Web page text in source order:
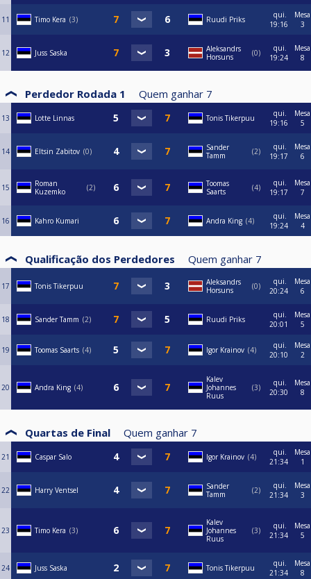
11 Timo Kera 3 Ruudi Priks
qui.
19:16
Mesa
3
12 Juss Saska
Aleksandrs
Horsuns
0
qui.
19:24
Mesa
8
Perdedor Rodada 1 Quem ganhar 7
13 Lotte Linnas Tonis Tikerpuu
qui.
19:16
Mesa
5
14 Eltsin Zabitov 0
Sander
Tamm
2
qui.
19:17
Mesa
6
15
Roman
Kuzemko
2
Toomas
Saarts
4
qui.
19:17
Mesa
7
16 Kahro Kumari Andra King 4
qui.
19:24
Mesa
4
Qualificação dos Perdedores Quem ganhar 7
17 Tonis Tikerpuu
Aleksandrs
Horsuns
0
qui.
20:24
Mesa
6
18 Sander Tamm 2 Ruudi Priks
qui.
20:01
Mesa
5
19 Toomas Saarts 4 Igor Krainov 4
qui.
20:10
Mesa
2
20 Andra King 4
Kalev
Johannes
Ruus
3
qui.
20:30
Mesa
8
Quartas de Final Quem ganhar 7
21 Caspar Salo Igor Krainov 4
qui.
21:34
Mesa
1
22 Harry Ventsel
Sander
Tamm
2
qui.
21:34
Mesa
3
23 Timo Kera 3
Kalev
Johannes
Ruus
3
qui.
21:34
Mesa
5
24 Juss Saska Tonis Tikerpuu
qui.
21:34
Mesa
8